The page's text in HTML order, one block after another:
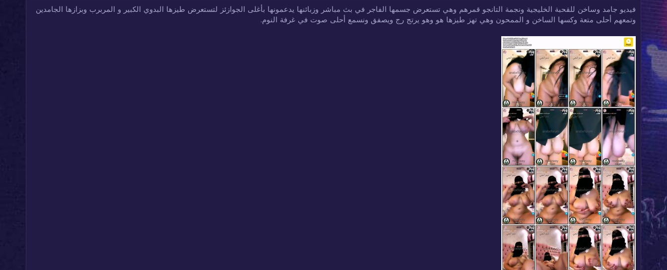
ل
م
ض
و
ع
ا
ل
ء
م
فيديو جامد وساخن للقحبة الخليجية ونجمة التانجو قمرهم وهي تستعرض جسمها الفاجر في بث مباشر وزبائنها يدعمونها بأغلى الجوازئز لتستعرض طيزها البدوي الكبير و المربرب وبزازها الجامدين
وتمعهم أحلى متعة وكسها الساخن و الممحون وهي تهز طيزها هو وهو يرتج رج ويصفق ونسمع أحلى صوت في غرفة النوم.